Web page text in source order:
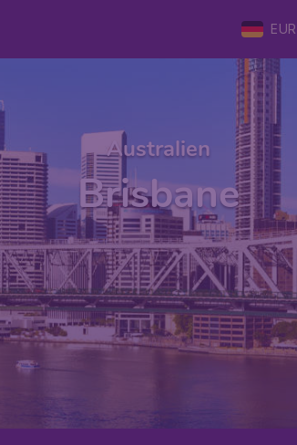
EUR
Australien
Brisbane